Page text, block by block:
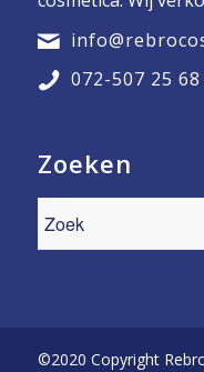
072-507 25 68
Zoeken
©2020 Copyright